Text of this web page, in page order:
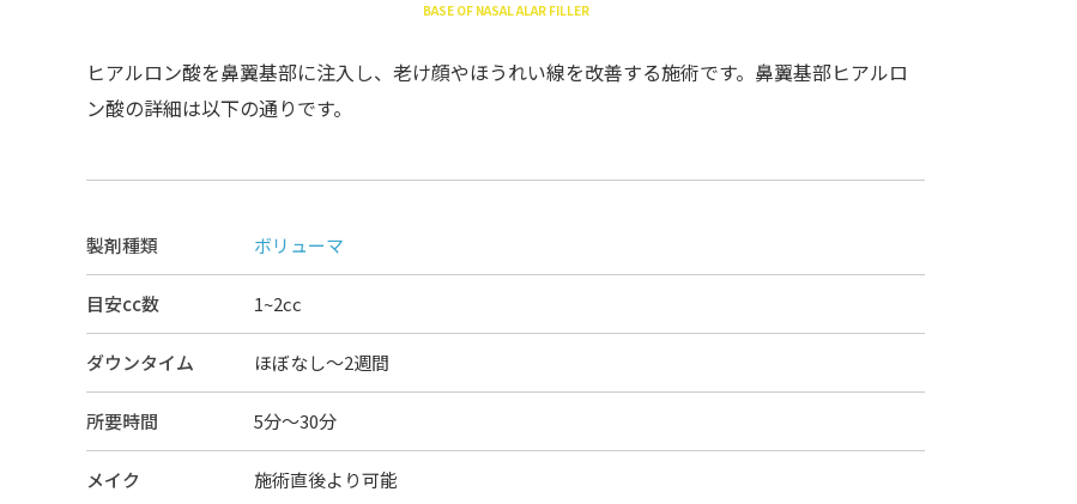
BASE OF NASAL ALAR FILLER
ヒアルロン酸を鼻翼基部に注入し、老け顔やほうれい線を改善する施術です。鼻翼基部ヒアルロ
ン酸の詳細は以下の通りです。
製剤種類 ボリューマ
目安cc数 1~2cc
ダウンタイム ほぼなし〜2週間
所要時間 5分～30分
メイク 施術直後より可能